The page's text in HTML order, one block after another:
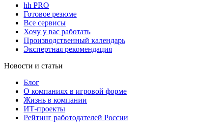
hh PRO
Готовое резюме
Все сервисы
Хочу у вас работать
Производственный календарь
Экспертная рекомендация
Новости и статьи
Блог
О компаниях в игровой форме
Жизнь в компании
ИТ-проекты
Рейтинг работодателей России